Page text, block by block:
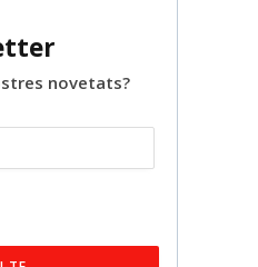
novetats?